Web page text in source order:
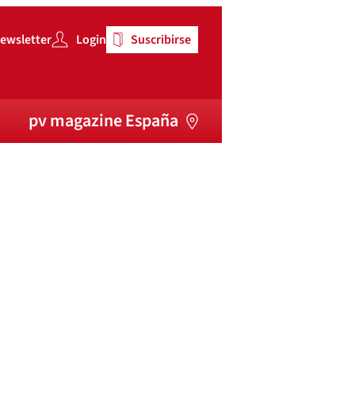
Login Suscribirse
pv magazine España